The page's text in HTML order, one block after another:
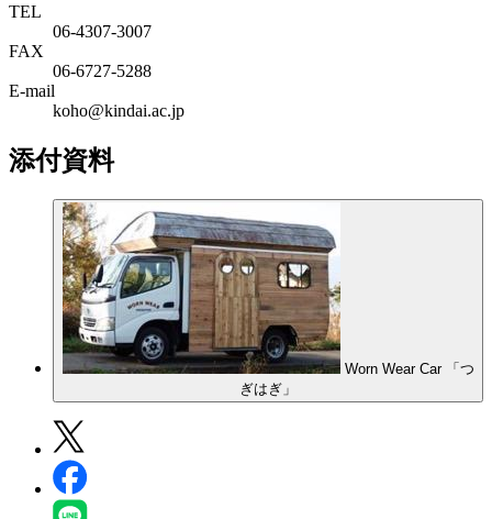
TEL
06‐4307‐3007
FAX
06‐6727‐5288
E-mail
koho@kindai.ac.jp
添付資料
Worn Wear Car 「つ
ぎはぎ」